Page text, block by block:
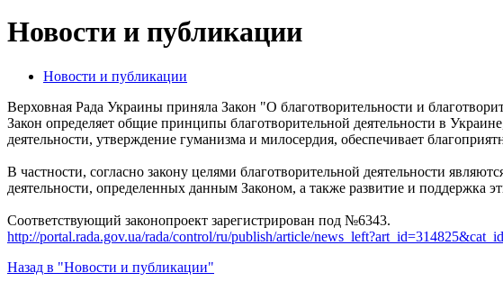
Новости и публикации
Новости и публикации
Верховная Рада Украины приняла Закон "О благотворительности и
Закон определяет общие принципы благотворительной деятельности в
деятельности, утверждение гуманизма и милосердия, обеспечивает
В частности, согласно закону целями благотворительной деятельности
деятельности, определенных данным Законом, а также развитие и поддержка
Соответствующий законопроект зарегистрирован под №6343.
http://portal.rada.gov.ua/rada/control/ru/publish/article/
Назад в "Новости и публикации"